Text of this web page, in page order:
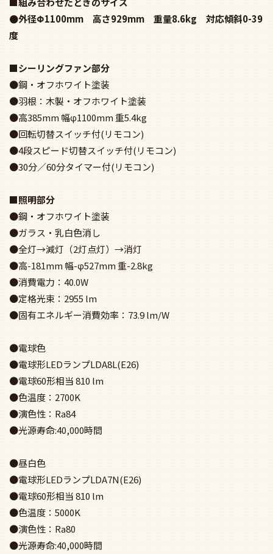
●外径Φ1100mm 高さ929mm 重量8.6kg 対応傾斜0-39
度
■シーリングファン部分
●鋼・オフホワイト塗装
●羽根：木製・オフホワイト塗装
●高385mm 幅φ1100mm 重5.4kg
●回転切替スイッチ付(リモコン)
●4段スピード切替スイッチ付(リモコン)
●30分／60分タイマー付(リモコン)
■照明部分
●鋼・オフホワイト塗装
●ガラス・乳白色消し
●全灯→減灯（2灯点灯）→消灯
●高-181mm 幅-φ527mm 重-2.8kg
●消費電力：40.0W
●定格光束：2955 lm
●固有エネルギー消費効率：73.9 lm/W
●電球色
●電球形LEDランプLDA8L(E26)
●電球60形相当 810 lm
●色温度：2700K
●演色性：Ra84
●光源寿命:40,000時間
●昼白色
●電球形LEDランプLDA7N(E26)
●電球60形相当 810 lm
●色温度：5000K
●演色性：Ra80
●光源寿命:40,000時間